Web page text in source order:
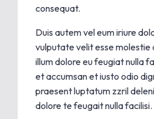
consequat.
Duis autem vel eum iriure
vulputate velit esse molestie
illum dolore eu feugiat nulla
et accumsan et iusto odio
praesent luptatum zzril
dolore te feugait nulla facilisi.